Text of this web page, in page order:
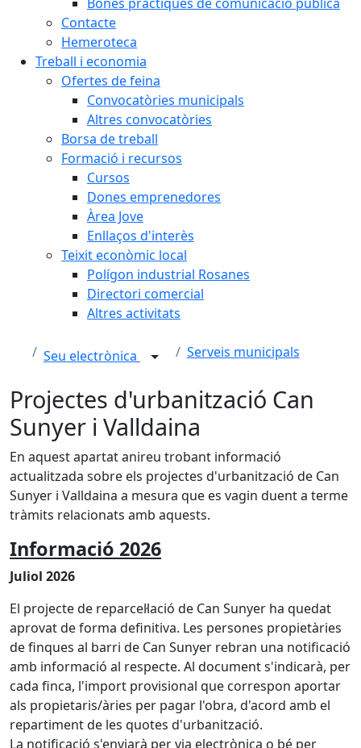
Contacte
Hemeroteca
Treball i economia
Ofertes de feina
Convocatòries municipals
Altres convocatòries
Borsa de treball
Formació i recursos
Cursos
Dones emprenedores
Àrea Jove
Enllaços d'interès
Teixit econòmic local
Polígon industrial Rosanes
Directori comercial
Altres activitats
Seu electrònica Serveis municipals
Projectes d'urbanització Can
Sunyer i Valldaina
En aquest apartat anireu trobant informació
actualitzada sobre els projectes d'urbanització de Can
Sunyer i Valldaina a mesura que es vagin duent a terme
tràmits relacionats amb aquests.
Informació 2026
Juliol 2026
El projecte de reparcel·lació de Can Sunyer ha quedat
aprovat de forma definitiva. Les persones propietàries
de finques al barri de Can Sunyer rebran una notificació
amb informació al respecte. Al document s'indicarà, per
cada finca, l'import provisional que correspon aportar
als propietaris/àries per pagar l'obra, d'acord amb el
repartiment de les quotes d'urbanització.
La notificació s'enviarà per via electrònica o bé per